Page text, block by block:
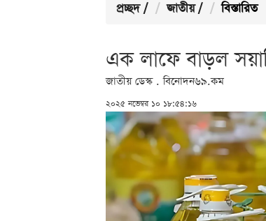
প্রচ্ছদ / জাতীয় / বিস্তারিত
এক লাফে বাড়ল
জাতীয় ডেস্ক . বিনোদন৬৯.কম
২০২৫ নভেম্বর ১০ ১৮:৫৪:১৬